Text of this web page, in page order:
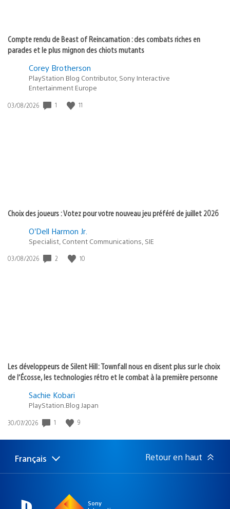
Compte rendu de Beast of Reincarnation : des combats riches en
parades et le plus mignon des chiots mutants
Corey Brotherson
PlayStation Blog Contributor, Sony Interactive
Entertainment Europe
Date
03/08/2026 1 11
Choix des joueurs : Votez pour votre nouveau jeu préféré de juillet 2026
O’Dell Harmon Jr.
Specialist, Content Communications, SIE
Date
03/08/2026 2 10
Les développeurs de Silent Hill: Townfall nous en disent plus sur le choix
de l’Écosse, les technologies rétro et le combat à la première personne
Sachie Kobari
PlayStation.Blog Japan
Date
publication
30/07/2026 1 9
Choisir
Région
Français Retour en haut
Sony